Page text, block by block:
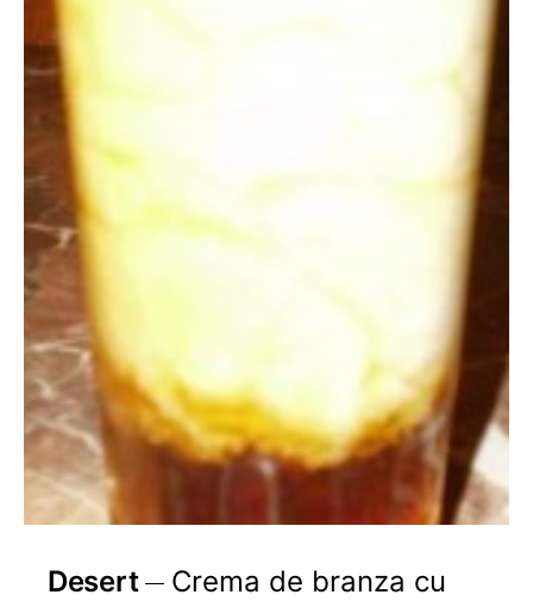
Desert
Crema de branza cu